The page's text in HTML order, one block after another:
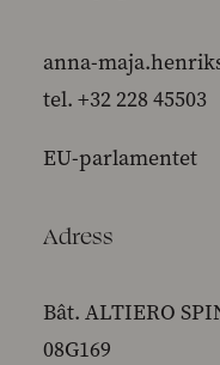
anna-
tel. +32 228 45503
EU-parlamentet
Adress
Bât. ALTIERO
08G169